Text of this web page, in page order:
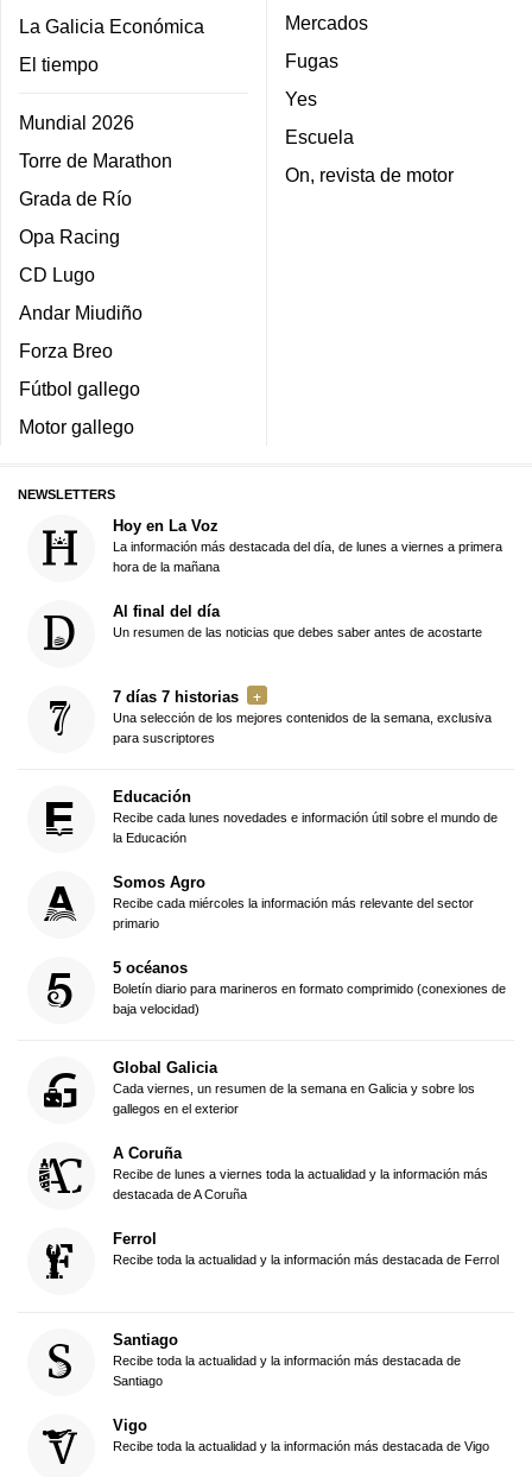
La Galicia Económica
El tiempo
Mundial 2026
Torre de Marathon
Grada de Río
Opa Racing
CD Lugo
Andar Miudiño
Forza Breo
Fútbol gallego
Motor gallego
Mercados
Fugas
Yes
Escuela
On, revista de motor
NEWSLETTERS
Hoy en La Voz
La información más destacada del día, de lunes a viernes a primera
hora de la mañana
Al final del día
Un resumen de las noticias que debes saber antes de acostarte
7 días 7 historias
Una selección de los mejores contenidos de la semana, exclusiva
para suscriptores
Educación
Recibe cada lunes novedades e información útil sobre el mundo de
la Educación
Somos Agro
Recibe cada miércoles la información más relevante del sector
primario
5 océanos
Boletín diario para marineros en formato comprimido (conexiones de
baja velocidad)
Global Galicia
Cada viernes, un resumen de la semana en Galicia y sobre los
gallegos en el exterior
A Coruña
Recibe de lunes a viernes toda la actualidad y la información más
destacada de A Coruña
Ferrol
Recibe toda la actualidad y la información más destacada de Ferrol
Santiago
Recibe toda la actualidad y la información más destacada de
Santiago
Vigo
Recibe toda la actualidad y la información más destacada de Vigo